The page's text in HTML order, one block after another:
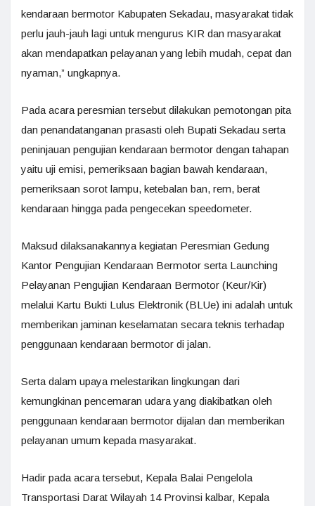
kendaraan bermotor Kabupaten Sekadau, masyarakat tidak
perlu jauh-jauh lagi untuk mengurus KIR dan masyarakat
akan mendapatkan pelayanan yang lebih mudah, cepat dan
nyaman,” ungkapnya.
Pada acara peresmian tersebut dilakukan pemotongan pita
dan penandatanganan prasasti oleh Bupati Sekadau serta
peninjauan pengujian kendaraan bermotor dengan tahapan
yaitu uji emisi, pemeriksaan bagian bawah kendaraan,
pemeriksaan sorot lampu, ketebalan ban, rem, berat
kendaraan hingga pada pengecekan speedometer.
Maksud dilaksanakannya kegiatan Peresmian Gedung
Kantor Pengujian Kendaraan Bermotor serta Launching
Pelayanan Pengujian Kendaraan Bermotor (Keur/Kir)
melalui Kartu Bukti Lulus Elektronik (BLUe) ini adalah untuk
memberikan jaminan keselamatan secara teknis terhadap
penggunaan kendaraan bermotor di jalan.
Serta dalam upaya melestarikan lingkungan dari
kemungkinan pencemaran udara yang diakibatkan oleh
penggunaan kendaraan bermotor dijalan dan memberikan
pelayanan umum kepada masyarakat.
Hadir pada acara tersebut, Kepala Balai Pengelola
Transportasi Darat Wilayah 14 Provinsi kalbar, Kepala